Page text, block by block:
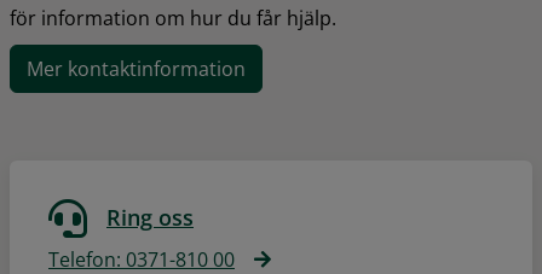
för information om hur du får hjälp.
Mer kontaktinformation
Ring oss
Telefon: 0371-810 00